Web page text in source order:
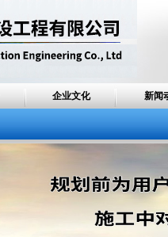
企业文化 新闻